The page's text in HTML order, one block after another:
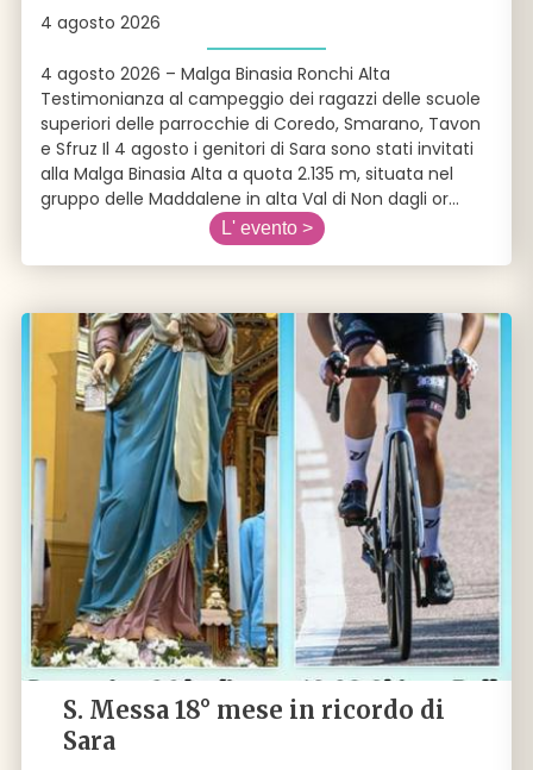
4 agosto 2026
4 agosto 2026 – Malga Binasia Ronchi Alta
Testimonianza al campeggio dei ragazzi delle scuole
superiori delle parrocchie di Coredo, Smarano, Tavon
e Sfruz Il 4 agosto i genitori di Sara sono stati invitati
alla Malga Binasia Alta a quota 2.135 m, situata nel
gruppo delle Maddalene in alta Val di Non dagli or...
L' evento >
S. Messa 18° mese in ricordo di
Sara